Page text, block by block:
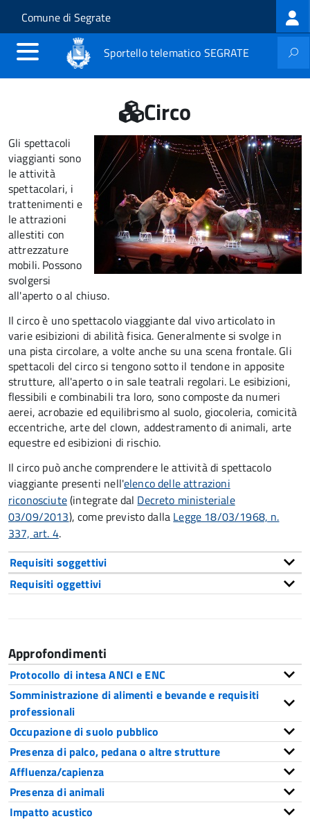
Salta al contenuto principale
Skip to site navigation
Comune di Segrate
Sportello telematico SEGRATE
Circo
Gli spettacoli
viaggianti sono
le attività
spettacolari, i
trattenimenti e
le attrazioni
allestiti con
attrezzature
mobili. Possono
svolgersi
all'aperto o al chiuso.
Il circo è uno spettacolo viaggiante dal vivo articolato in
varie esibizioni di abilità fisica. Generalmente si svolge in
una pista circolare, a volte anche su una scena frontale. Gli
spettacoli del circo si tengono sotto il tendone in apposite
strutture, all'aperto o in sale teatrali regolari. Le esibizioni,
flessibili e combinabili tra loro, sono composte da numeri
aerei, acrobazie ed equilibrismo al suolo, giocoleria, comicità
eccentriche, arte del clown, addestramento di animali, arte
equestre ed esibizioni di rischio.
Il circo può anche comprendere le attività di spettacolo
viaggiante presenti nell'elenco delle attrazioni
riconosciute(integrate dal Decreto ministeriale
03/09/2013), come previsto dalla Legge 18/03/1968, n.
337, art. 4.
Requisiti soggettivi
Requisiti oggettivi
Approfondimenti
Protocollo di intesa ANCI e ENC
Somministrazione di alimenti e bevande e requisiti
professionali
Occupazione di suolo pubblico
Presenza di palco, pedana o altre strutture
Affluenza/capienza
Presenza di animali
Impatto acustico